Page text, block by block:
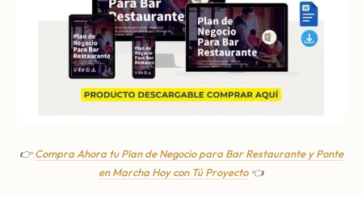
👉Compra Ahora tu Plan de Negocio para Bar Restaurante y Ponte
en Marcha Hoy con Tú Proyecto👈